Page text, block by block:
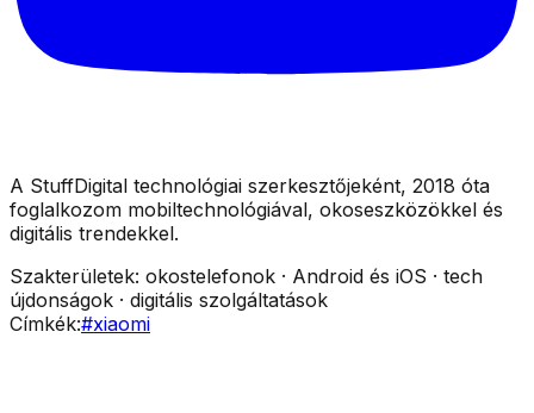
A StuffDigital technológiai szerkesztőjeként, 2018 óta
foglalkozom mobiltechnológiával, okoseszközökkel és
digitális trendekkel.
Szakterületek: okostelefonok · Android és iOS · tech
újdonságok · digitális szolgáltatások
Címkék:#xiaomi